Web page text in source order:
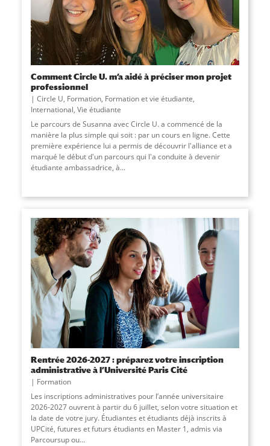
Comment Circle U. m’a aidé à préciser mon projet
professionnel
Circle U, Formation, Formation et vie étudiante,
International, Vie étudiante
Le parcours de Susanna avec Circle U. a commencé de la
manière la plus simple qui soit : par un cours en ligne. Cette
première expérience lui a permis de découvrir l'alliance et a
marqué le début d'un parcours qui l'a conduite à devenir
étudiante ambassadrice, à...
Rentrée 2026-2027 : préparez votre inscription
administrative à l’Université Paris Cité
Formation
Les inscriptions administratives pour l’année universitaire
2026-2027 ouvrent à partir du 6 juillet, selon votre situation et
la date de votre jury. Étudiantes et étudiants déjà inscrits à
UPCité, futures et futurs étudiants en Master 1, admis via
Parcoursup ou...